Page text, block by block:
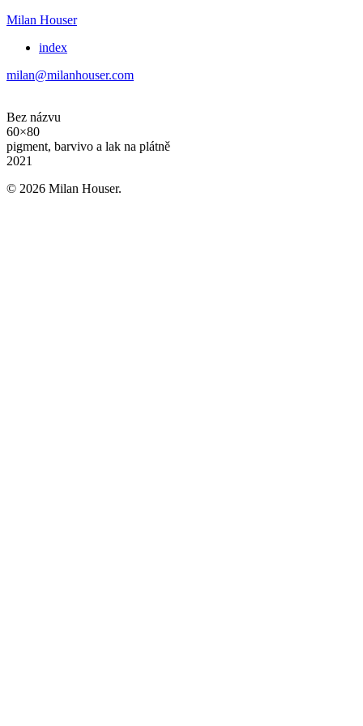
Milan Houser
index
milan@milanhouser.com
Bez názvu
60×80
pigment, barvivo a lak na plátně
2021
© 2026 Milan Houser.